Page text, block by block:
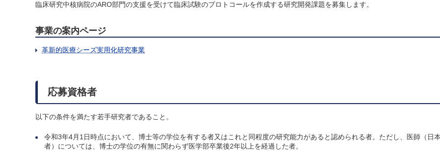
臨床研究中核病院のARO部門の支援を受けて臨床試験のプロトコールを作成する研究開発課題を募集します。
事業の案内ページ
革新的医療シーズ実用化研究事業
応募資格者
以下の条件を満たす若手研究者であること。
令和3年4月1日時点において、博士等の学位を有する者又はこれと同程度の研究能力があると認められる者。ただし、医師（日
者）については、博士の学位の有無に関わらず医学部卒業後2年以上を経過した者。